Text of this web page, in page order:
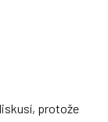
protože